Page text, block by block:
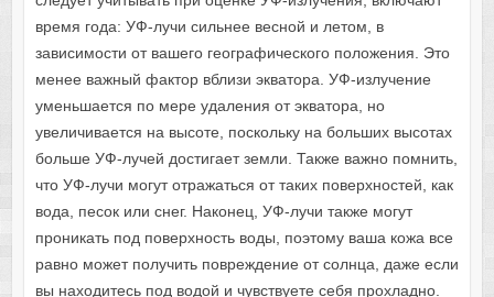
время года: УФ-лучи сильнее весной и летом, в
зависимости от вашего географического положения. Это
менее важный фактор вблизи экватора. УФ-излучение
уменьшается по мере удаления от экватора, но
увеличивается на высоте, поскольку на больших высотах
больше УФ-лучей достигает земли. Также важно помнить,
что УФ-лучи могут отражаться от таких поверхностей, как
вода, песок или снег. Наконец, УФ-лучи также могут
проникать под поверхность воды, поэтому ваша кожа все
равно может получить повреждение от солнца, даже если
вы находитесь под водой и чувствуете себя прохладно.